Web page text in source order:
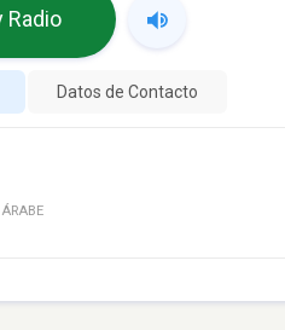
Radio
Datos de Contacto
ÁRABE